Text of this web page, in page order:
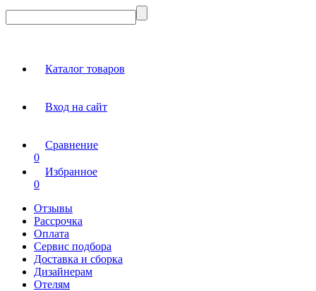
Каталог товаров
Вход на сайт
Сравнение
0
Избранное
0
Отзывы
Рассрочка
Оплата
Сервис подбора
Доставка и сборка
Дизайнерам
Отелям